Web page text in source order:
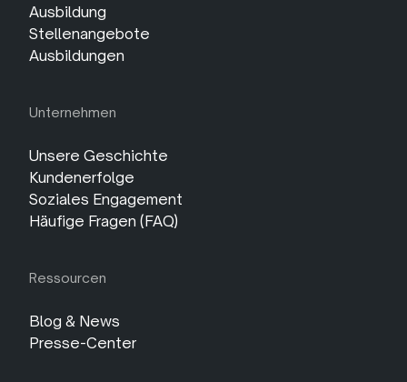
Ausbildung
Stellenangebote
Ausbildungen
Unternehmen
Unsere Geschichte
Kundenerfolge
Soziales Engagement
Häufige Fragen (FAQ)
Ressourcen
Blog & News
Presse-Center